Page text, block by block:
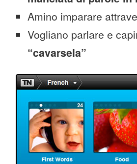
Amino imparare
Vogliano parlare e
“cavarsela”